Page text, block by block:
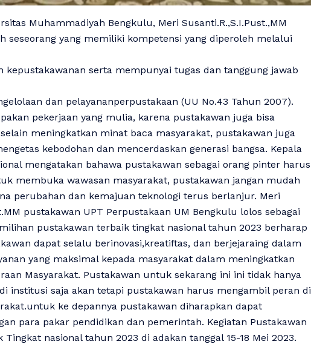
Muhammadiyah Bengkulu, Meri Susanti.R.,S.I.Pust.,MM
seseorang yang memiliki kompetensi yang diperoleh melalui
kepustakawanan serta mempunyai tugas dan tanggung jawab
dan pelayananperpustakaan (UU No.43 Tahun 2007).
pekerjaan yang mulia, karena pustakawan juga bisa
meningkatkan minat baca masyarakat, pustakawan juga
kebodohan dan mencerdaskan generasi bangsa. Kepala
mengatakan bahawa pustakawan sebagai orang pinter harus
membuka wawasan masyarakat, pustakawan jangan mudah
perubahan dan kemajuan teknologi terus berlanjur. Meri
pustakawan UPT Perpustakaan UM Bengkulu lolos sebagai
pustakawan terbaik tingkat nasional tahun 2023 berharap
dapat selalu berinovasi,kreatiftas, dan berjejaraing dalam
yang maksimal kepada masyarakat dalam meningkatkan
Masyarakat. Pustakawan untuk sekarang ini ini tidak hanya
institusi saja akan tetapi pustakawan harus mengambil peran di
ke depannya pustakawan diharapkan dapat
para pakar pendidikan dan pemerintah. Kegiatan Pustakawan
Tingkat nasional tahun 2023 di adakan tanggal 15-18 Mei 2023.